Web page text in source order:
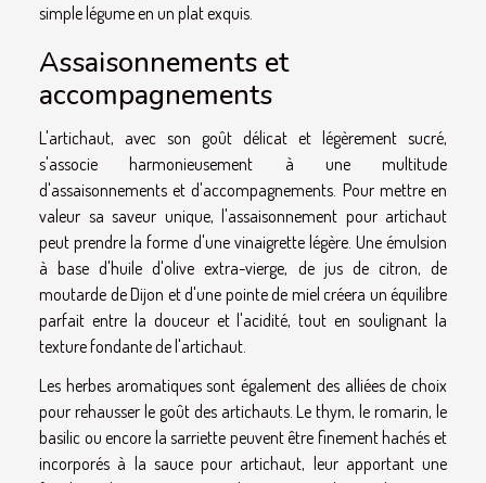
simple légume en un plat exquis.
Assaisonnements et
accompagnements
L'artichaut, avec son goût délicat et légèrement sucré,
s'associe harmonieusement à une multitude
d'assaisonnements et d'accompagnements. Pour mettre en
valeur sa saveur unique, l'assaisonnement pour artichaut
peut prendre la forme d'une vinaigrette légère. Une émulsion
à base d'huile d'olive extra-vierge, de jus de citron, de
moutarde de Dijon et d'une pointe de miel créera un équilibre
parfait entre la douceur et l'acidité, tout en soulignant la
texture fondante de l'artichaut.
Les herbes aromatiques sont également des alliées de choix
pour rehausser le goût des artichauts. Le thym, le romarin, le
basilic ou encore la sarriette peuvent être finement hachés et
incorporés à la sauce pour artichaut, leur apportant une